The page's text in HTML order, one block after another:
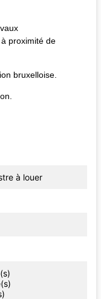
proximité de
bruxelloise.
à louer